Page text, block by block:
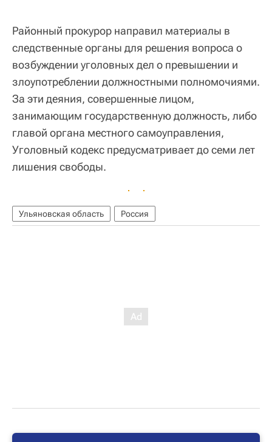
Районный прокурор направил материалы в
следственные органы для решения вопроса о
возбуждении уголовных дел о превышении и
злоупотреблении должностными полномочиями.
За эти деяния, совершенные лицом,
занимающим государственную должность, либо
главой органа местного самоуправления,
Уголовный кодекс предусматривает до семи лет
лишения свободы.
Ульяновская область Россия